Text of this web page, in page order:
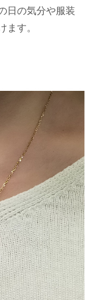
日の気分や服装
ます。